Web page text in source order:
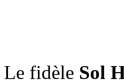
Le fidèle Sol